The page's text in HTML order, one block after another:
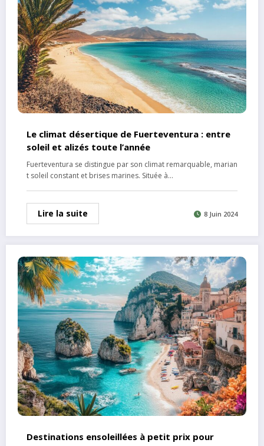
Le climat désertique de Fuerteventura : entre
soleil et alizés toute l’année
Fuerteventura se distingue par son climat remarquable, marian
t soleil constant et brises marines. Située à…
Lire la suite 8 Juin 2024
Destinations ensoleillées à petit prix pour